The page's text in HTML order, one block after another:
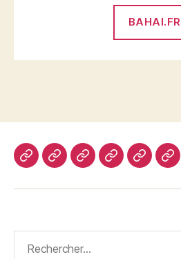
BAHAI.FR
Accueil
La
ArticlesContactAccueil
Les